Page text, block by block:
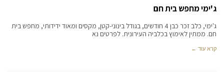
ג'ימי מחפש בית חם
ג'ימי, כלב זכר כבן 4 חודשים, בגודל בינוני-קטן, מקסים ומאוד ידידותי, מחפש בית
חם. ממתין לאימוץ בכלביה העירונית. לפרטים נא
קרא עוד ←